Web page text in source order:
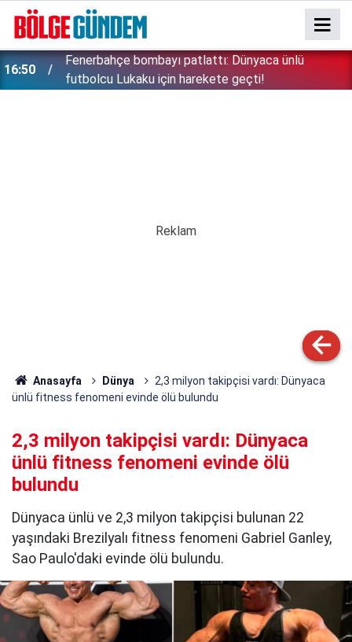
15:37
Konuşanlar'da söyledikleri başını derde soktu:
Peşine düşen emniyet Özbek kadını gözaltına aldı!
Anasayfa Dünya
2,3 milyon takipçisi vardı: Dünyaca
ünlü fitness fenomeni evinde ölü bulundu
2,3 milyon takipçisi vardı: Dünyaca
ünlü fitness fenomeni evinde ölü
bulundu
Dünyaca ünlü ve 2,3 milyon takipçisi bulunan 22
yaşındaki Brezilyalı fitness fenomeni Gabriel Ganley,
Sao Paulo'daki evinde ölü bulundu.